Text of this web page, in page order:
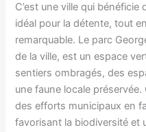
C’est une ville qui bénéficie
idéal pour la détente, tout
remarquable. Le parc
de la ville, est un espace
sentiers ombragés, des
une faune locale
des efforts municipaux en
favorisant la biodiversité et